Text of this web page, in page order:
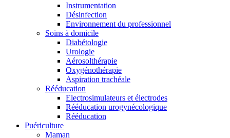
Instrumentation
Désinfection
Environnement du professionnel
Soins à domicile
Diabétologie
Urologie
Aérosolthérapie
Oxygénothérapie
Aspiration trachéale
Rééducation
Electrosimulateurs et électrodes
Rééducation urogynécologique
Rééducation
Puériculture
Maman